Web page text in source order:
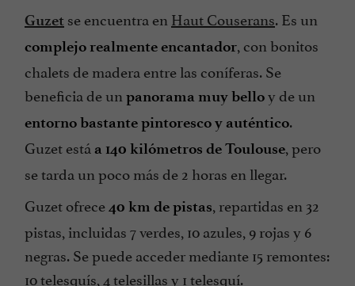
Guzet se encuentra en Haut Couserans. Es un
complejo realmente encantador, con bonitos
chalets de madera entre las coníferas. Se
beneficia de un panorama muy belloy de un
entorno bastante pintoresco y auténtico.
Guzet está a 140 kilómetros de Toulouse, pero
se tarda un poco más de 2 horas en llegar.
Guzet ofrece40 km de pistas, repartidas en 32
pistas, incluidas 7 verdes, 10 azules, 9 rojas y 6
negras. Se puede acceder mediante 15 remontes:
10 telesquís, 4 telesillas y 1 telesquí.